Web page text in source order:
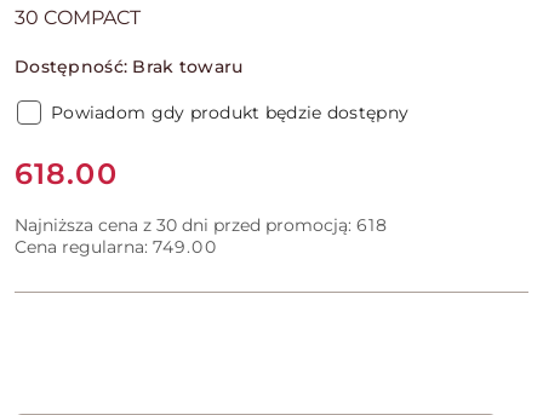
30 COMPACT
Dostępność: Brak towaru
Powiadom gdy produkt będzie dostępny
Cena:
618.00
Najniższa cena z 30 dni przed promocją: 618
Cena regularna: 749.00